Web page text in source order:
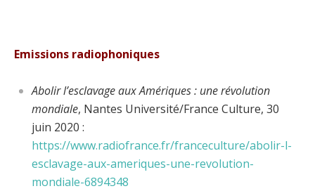
Emissions radiophoniques
Abolir l’esclavage aux Amériques : une révolution
mondiale, Nantes Université/France Culture, 30
juin 2020 :
https://www.radiofrance.fr/franceculture/abolir-l-
esclavage-aux-ameriques-une-revolution-
mondiale-6894348